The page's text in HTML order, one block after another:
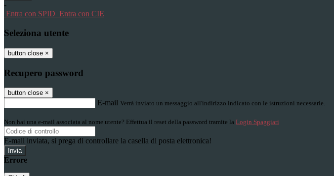
-
Entra con SPID Entra con CIE
Seleziona utente
button close ×
Recupero password
button close ×
E-mail Verrà inviato un messaggio all'indirizzo indicato con le istruzioni necessarie.
Non hai una e-mail associata al nome utente? Effettua il reset della password tramite la Login Spaggiari
E-mail inviata, si prega di controllare la casella di posta elettronica!
Errore